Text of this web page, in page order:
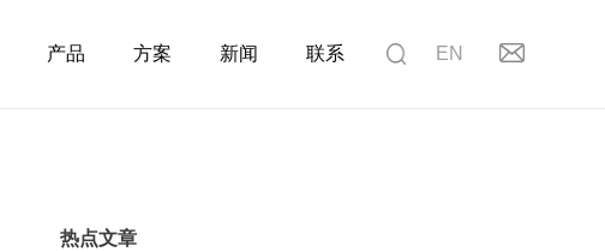
EN
产品 方案 新闻 联系
热点文章